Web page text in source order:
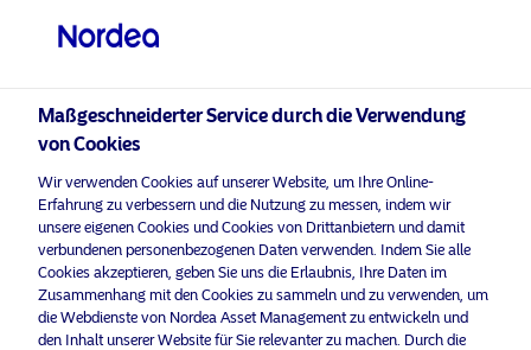
visit NordeaAssetManagement.com
Bitte wählen Sie Ihr Anlegerprofil
aus
Land
Professioneller Anleger
Maßgeschneiderter Service durch die Verwendung
von Cookies
Wir verwenden Cookies auf unserer Website, um Ihre Online-
Erfahrung zu verbessern und die Nutzung zu messen, indem wir
unsere eigenen Cookies und Cookies von Drittanbietern und damit
verbundenen personenbezogenen Daten verwenden. Indem Sie alle
Cookies akzeptieren, geben Sie uns die Erlaubnis, Ihre Daten im
Zusammenhang mit den Cookies zu sammeln und zu verwenden, um
die Webdienste von Nordea Asset Management zu entwickeln und
den Inhalt unserer Website für Sie relevanter zu machen. Durch die